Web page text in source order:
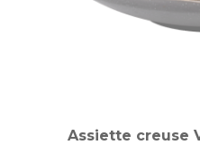
Assiette creuse